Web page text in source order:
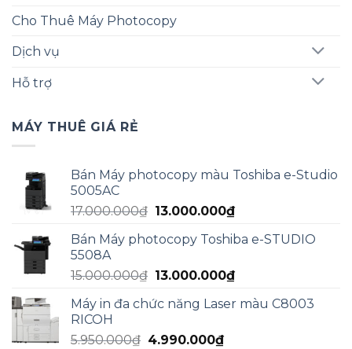
Cho Thuê Máy Photocopy
Dịch vụ
Hỗ trợ
MÁY THUÊ GIÁ RẺ
Bán Máy photocopy màu Toshiba e-Studio
5005AC
17.000.000₫ Giá
là:
13.000.000₫Giá
tại
13.000.000₫.
Bán Máy photocopy Toshiba e-STUDIO
5508A
15.000.000₫ Giá
là:
13.000.000₫Giá
tại
Máy in đa chức năng Laser màu C8003
RICOH
5.950.000₫ Giá
4.990.000₫Giá